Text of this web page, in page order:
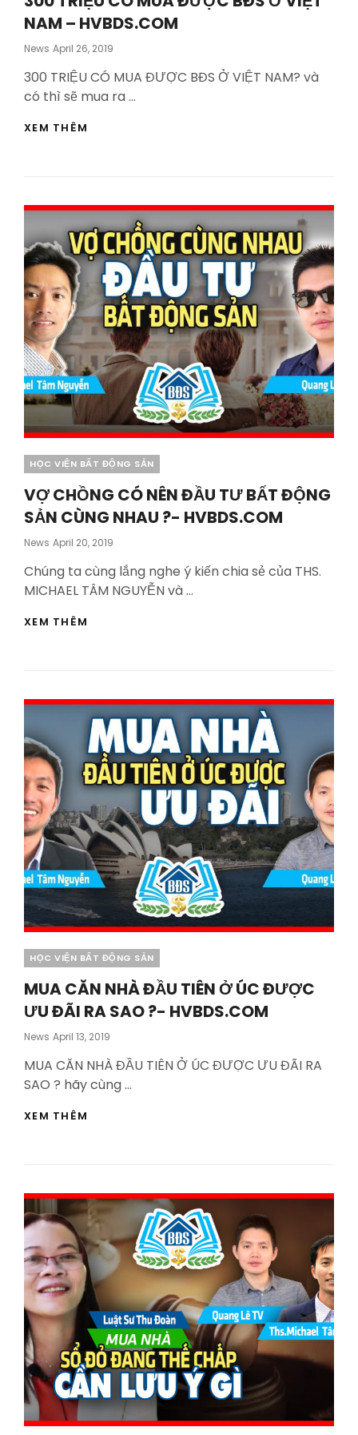
NAM – HVBDS.COM
News Posted
April 26, 2019
300 TRIỆU CÓ MUA ĐƯỢC BĐS Ở VIỆT NAM? và
có thì sẽ mua ra …
XEM THÊM
Ở
VIỆT
NAM
–
HVBDS.COM
Categories
HỌC VIỆN BẤT ĐỘNG SẢN
VỢ CHỒNG CÓ NÊN ĐẦU TƯ BẤT ĐỘNG
SẢN CÙNG NHAU ?- HVBDS.COM
News Posted
April 20, 2019
Chúng ta cùng lắng nghe ý kiến chia sẻ của THS.
MICHAEL TÂM NGUYỄN và …
XEM THÊM
BẤT
ĐỘNG
SẢN
CÙNG
NHAU
?
-
HVBDS.COM
Categories
HỌC VIỆN BẤT ĐỘNG SẢN
MUA CĂN NHÀ ĐẦU TIÊN Ở ÚC ĐƯỢC
ƯU ĐÃI RA SAO ?- HVBDS.COM
News Posted
April 13, 2019
MUA CĂN NHÀ ĐẦU TIÊN Ở ÚC ĐƯỢC ƯU ĐÃI RA
SAO ? hãy cùng …
XEM THÊM
ÚC
ĐƯỢC
ƯU
ĐÃI
RA
SAO
?
-
HVBDS.COM